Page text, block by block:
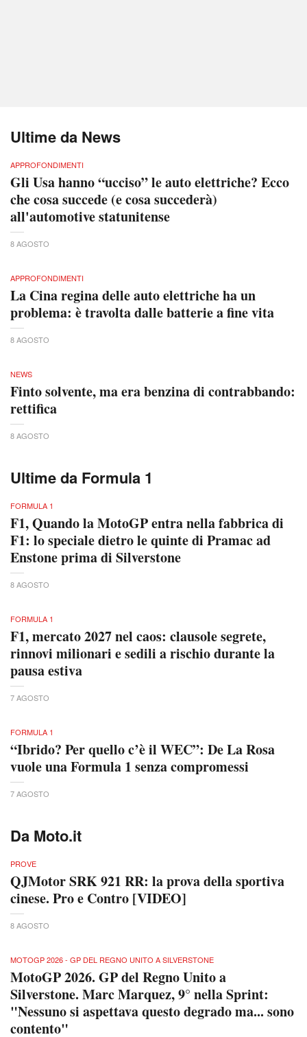
Ultime da News
APPROFONDIMENTI
Gli Usa hanno “ucciso” le auto elettriche? Ecco
che cosa succede (e cosa succederà)
all'automotive statunitense
8 AGOSTO
APPROFONDIMENTI
La Cina regina delle auto elettriche ha un
problema: è travolta dalle batterie a fine vita
8 AGOSTO
NEWS
Finto solvente, ma era benzina di contrabbando:
rettifica
8 AGOSTO
Ultime da Formula 1
FORMULA 1
F1, Quando la MotoGP entra nella fabbrica di
F1: lo speciale dietro le quinte di Pramac ad
Enstone prima di Silverstone
8 AGOSTO
FORMULA 1
F1, mercato 2027 nel caos: clausole segrete,
rinnovi milionari e sedili a rischio durante la
pausa estiva
7 AGOSTO
FORMULA 1
“Ibrido? Per quello c’è il WEC”: De La Rosa
vuole una Formula 1 senza compromessi
7 AGOSTO
Da Moto.it
PROVE
QJMotor SRK 921 RR: la prova della sportiva
cinese. Pro e Contro [VIDEO]
8 AGOSTO
MOTOGP 2026 - GP DEL REGNO UNITO A SILVERSTONE
MotoGP 2026. GP del Regno Unito a
Silverstone. Marc Marquez, 9° nella Sprint:
"Nessuno si aspettava questo degrado ma... sono
contento"